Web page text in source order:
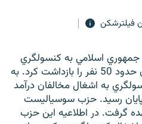
فیلترشکن
اسلامي به كنسولگري
ايران در هامبورگ، پليس آلمان حدود 50 نفر را بازداشت كرد. به
به اشغال مخالفان درآمد
رسيد. حزب سوسياليست
گرفت. در اطلاعيه اين حزب